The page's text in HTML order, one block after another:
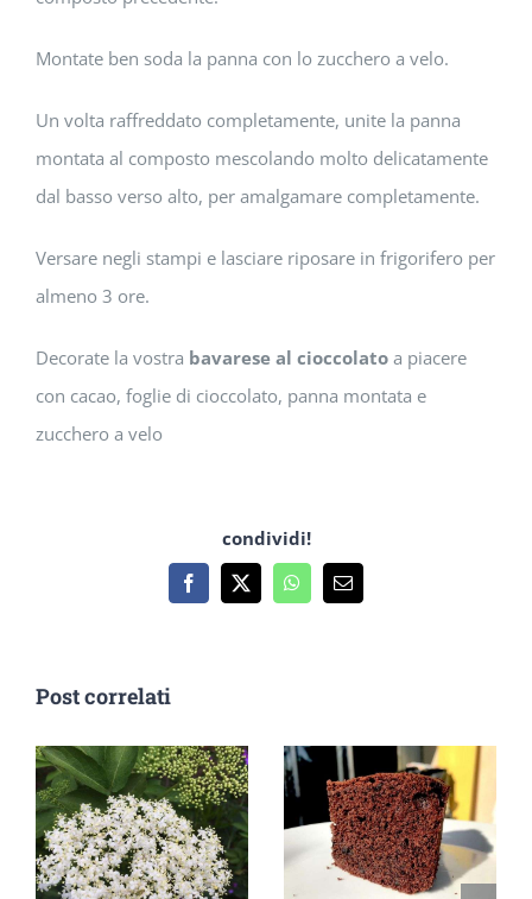
Montate ben soda la panna con lo zucchero a velo.
Un volta raffreddato completamente, unite la panna
montata al composto mescolando molto delicatamente
dal basso verso alto, per amalgamare completamente.
Versare negli stampi e lasciare riposare in frigorifero per
almeno 3 ore.
Decorate la vostra bavarese al cioccolato a piacere
con cacao, foglie di cioccolato, panna montata e
zucchero a velo
condividi!
Facebook
X WhatsApp
Email
Post correlati